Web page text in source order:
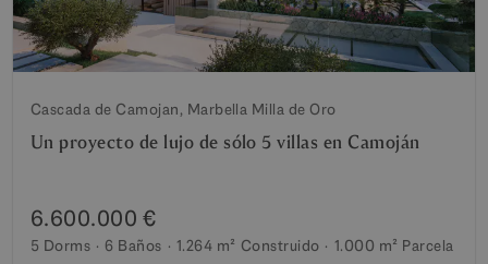
Cascada de Camojan, Marbella Milla de Oro
Un proyecto de lujo de sólo 5 villas en Camoján
6.600.000 €
5 Dorms 6 Baños 1.264 m² Construido 1.000 m² Parcela